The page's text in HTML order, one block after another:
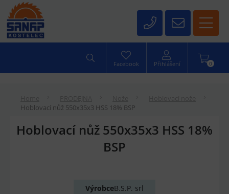
0
Facebook Přihlášení
Hoblovací nůž 550x35x3 HSS 18% BSP
Hoblovací nůž 550x35x3 HSS 18%
BSP
VýrobceB.S.P. srl